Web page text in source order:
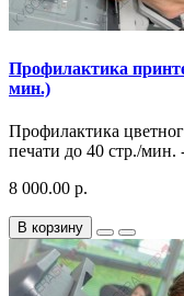
Профилактика
мин.)
Профилактика
печати до 40 стр./мин.
8 000.00 р.
В корзину